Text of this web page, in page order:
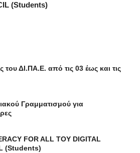
(Students)
του ΔΙ.ΠΑ.Ε. από τις 03 έως και τις
Γραμματισμού για
FOR ALL ΤΟΥ DIGITAL
(Students)